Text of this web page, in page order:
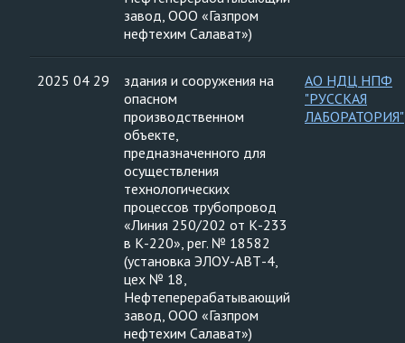
завод, ООО «Газпром
нефтехим Салават»)
2025 04 29
здания и сооружения на
опасном
производственном
объекте,
предназначенного для
осуществления
технологических
процессов трубопровод
«Линия 250/202 от К-233
в К-220», рег. № 18582
(установка ЭЛОУ-АВТ-4,
цех № 18,
Нефтеперерабатывающий
завод, ООО «Газпром
нефтехим Салават»)
АО НДЦ НПФ
"РУССКАЯ
ЛАБОРАТОРИЯ"